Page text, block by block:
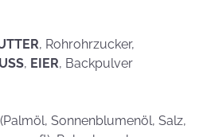
, Rohrohrzucker,
, EIER, Backpulver
Sonnenblumenöl, Salz,